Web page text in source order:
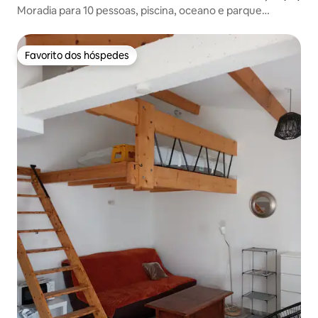
Moradia para 10 pessoas, piscina, oceano e parque
Favorito dos hóspedes
Favorito dos hóspedes